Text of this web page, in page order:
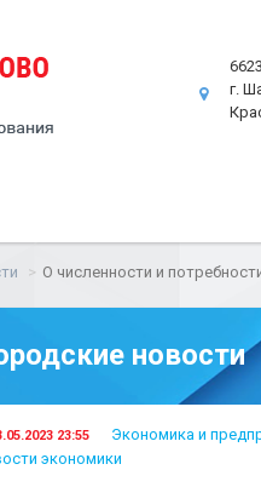
г.
О численности и
новости
23:55 Экономика и
экономики